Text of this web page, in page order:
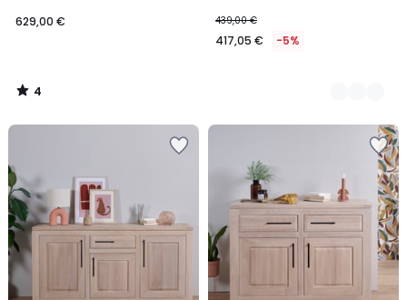
629,00 €
4
/
439,00 €
417,05 € -5%